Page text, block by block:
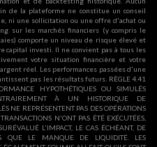
de la plateforme ne constitue un conseil
ni une sollicitation ou une offre d'achat ou
sur les marchés financiers (y compris le
comporte un niveau de risque élevé et
investi. Il ne convient pas à tous les
votre situation financière et votre
réel. Les performances passées d'une
pas les résultats futurs. RÈGLE 4.41
HYPOTHÉTIQUES OU SIMULÉS
À UN HISTORIQUE DE
NE REPRÉSENTENT PAS DES OPÉRATIONS
N'ONT PAS ÉTÉ EXÉCUTÉES,
L'IMPACT, LE CAS ÉCHÉANT, DE
QUE LE MANQUE DE LIQUIDITÉ. LES